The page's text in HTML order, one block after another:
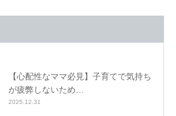
【心配性なママ必見】子育てで気持ち
が疲弊しないため…
2025.12.31